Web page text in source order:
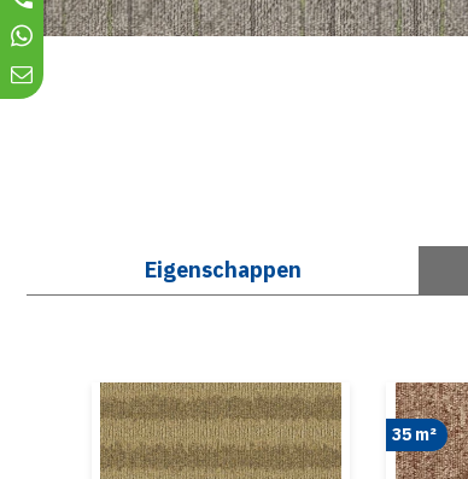
Eigenschappen
35 m²